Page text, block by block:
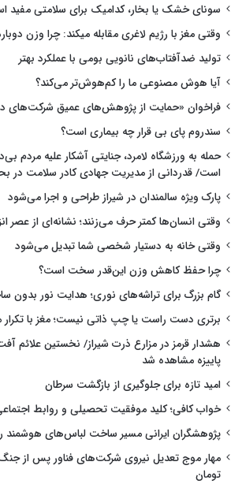
سونای خشک یا بخار، کدامیک برای سلامتی مفید
وقتی مغز با رژیم لاغری مقابله میکند: چرا وزن
تولید ضدآفتاب‌های نانویی بومی با عملکرد بهتر
آیا هوش مصنوعی ما را کم‌هوش‌تر می‌کند؟
فراخوان «حمایت از پژوهش‌های عمیق شرکت‌های
سندروم پای بی قرار چه بیماری است؟
حمله به ورزشگاه لامرد، جنایتی آشکار علیه مردم
است/ قدردانی از مدیریت جهادی کادر سلامت در
پارک ویژه سالمندان در شیراز طراحی و اجرا می‌شود
وقتی انسان‌ها کمتر حرف می‌زنند؛ نشانه‌ای از عصر
وقتی خانه به دستیار شخصی شما تبدیل می‌شود
چرا حفظ کاهش وزن این‌قدر سخت است؟
گام بزرگ برای تراشه‌های نوری؛ هدایت نور بدون
برتری دست راست یا چپ ذاتی نیست؛ مغز با
هشدار قرمز در مزارع ذرت شیراز/ نخستین علائم
پاییزه مشاهده شد
امید تازه برای جلوگیری از بازگشت سرطان
خواب کافی؛ کلید موفقیت تحصیلی و روابط
پژوهشگران ایرانی مسیر ساخت لباس‌های هوشمند
تومان